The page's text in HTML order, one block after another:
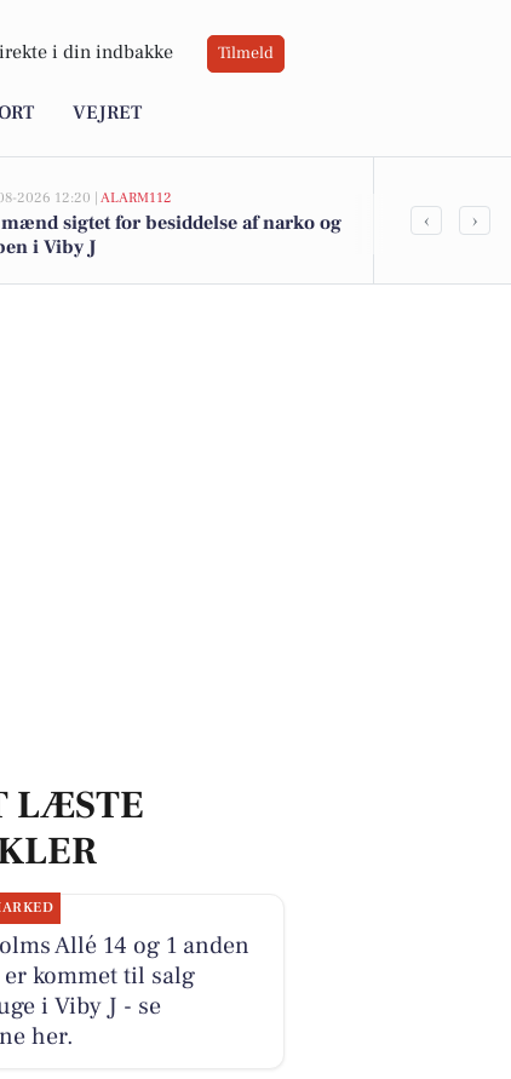
i din indbakke Tilmeld
VEJRET
2026 12:20 | ALARM112
sigtet for besiddelse af narko og
i Viby J
Savner du
‹ ›
LÆSTE
Allé 14 og 1 anden
kommet til salg
i Viby J - se
her.